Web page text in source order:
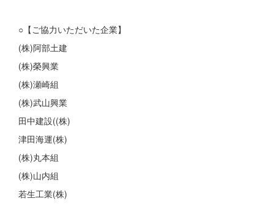
○【ご協力いただいた企業】
(株)阿部土建
(株)榮興業
(株)瀬崎組
(株)武山興業
田中建設((株)
津田海運(株)
(株)丸本組
(株)山内組
若生工業(株)